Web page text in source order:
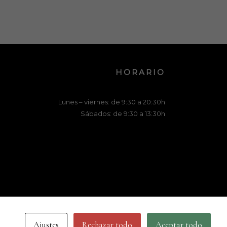
HORARIO
Lunes – viernes: de 9:30 a 20:30h
Sábados: de 9:30 a 13:30h
Ajustes Rechazar todo Aceptar todo